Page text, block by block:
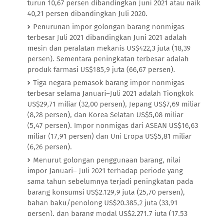
turun 10,67 persen dibandingkan Juni 2021 atau naik
40,21 persen dibandingkan Juli 2020.
Penurunan impor golongan barang nonmigas
terbesar Juli 2021 dibandingkan Juni 2021 adalah
mesin dan peralatan mekanis US$422,3 juta (18,39
persen). Sementara peningkatan terbesar adalah
produk farmasi US$185,9 juta (66,67 persen).
Tiga negara pemasok barang impor nonmigas
terbesar selama Januari–Juli 2021 adalah Tiongkok
US$29,71 miliar (32,00 persen), Jepang US$7,69 miliar
(8,28 persen), dan Korea Selatan US$5,08 miliar
(5,47 persen). Impor nonmigas dari ASEAN US$16,63
miliar (17,91 persen) dan Uni Eropa US$5,81 miliar
(6,26 persen).
Menurut golongan penggunaan barang, nilai
impor Januari– Juli 2021 terhadap periode yang
sama tahun sebelumnya terjadi peningkatan pada
barang konsumsi US$2.129,9 juta (25,70 persen),
bahan baku/penolong US$20.385,2 juta (33,91
persen), dan barang modal US$2.271,7 juta (17,53